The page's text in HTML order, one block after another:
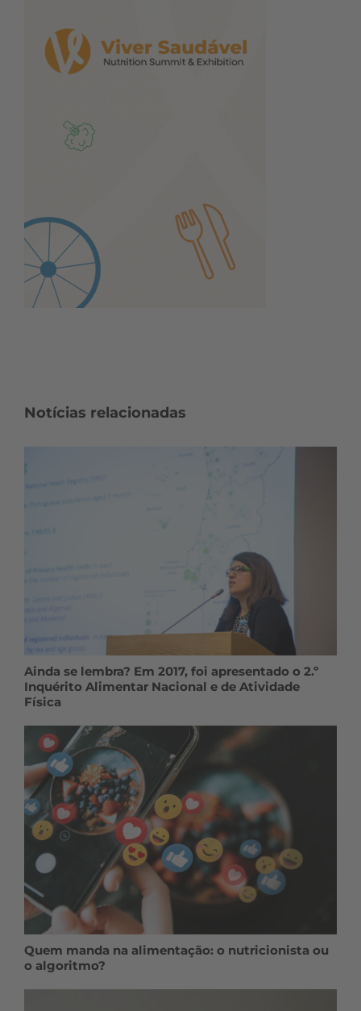
Notícias relacionadas
Ainda se lembra? Em 2017, foi apresentado o 2.º
Inquérito Alimentar Nacional e de Atividade
Física
Quem manda na alimentação: o nutricionista ou
o algoritmo?